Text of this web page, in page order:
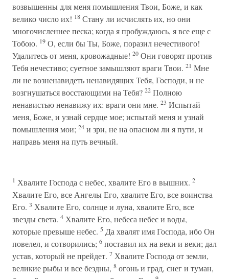
возвышенны для меня помышления Твои, Боже, и как
велико число их! 18 Стану ли исчислять их, но они
многочисленнее песка; когда я пробуждаюсь, я все еще с
Тобою. 19 О, если бы Ты, Боже, поразил нечестивого!
Удалитесь от меня, кровожадные! 20 Они говорят против
Тебя нечестиво; суетное замышляют враги Твои. 21 Мне
ли не возненавидеть ненавидящих Тебя, Господи, и не
возгнушаться восстающими на Тебя? 22 Полною
ненавистью ненавижу их: враги они мне. 23 Испытай
меня, Боже, и узнай сердце мое; испытай меня и узнай
помышления мои; 24 и зри, не на опасном ли я пути, и
направь меня на путь вечный.
1 Хвалите Господа с небес, хвалите Его в вышних. 2
Хвалите Его, все Ангелы Его, хвалите Его, все воинства
Его. 3 Хвалите Его, солнце и луна, хвалите Его, все
звезды света. 4 Хвалите Его, небеса небес и воды,
которые превыше небес. 5 Да хвалят имя Господа, ибо Он
повелел, и сотворились; 6 поставил их на веки и веки; дал
устав, который не прейдет. 7 Хвалите Господа от земли,
великие рыбы и все бездны, 8 огонь и град, снег и туман,